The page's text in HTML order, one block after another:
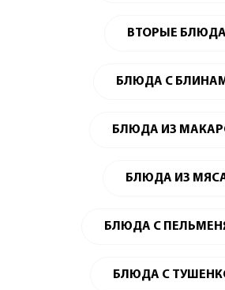
ВТОРЫЕ БЛЮДА
БЛЮДА С
БЛЮДА ИЗ
БЛЮДА ИЗ
БЛЮДА С
БЛЮДА С